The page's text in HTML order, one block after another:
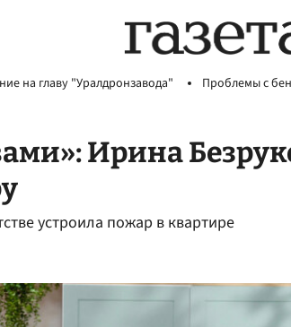
на главу "Уралдронзавода" Проблемы с
Ирина
устроила пожар в квартире